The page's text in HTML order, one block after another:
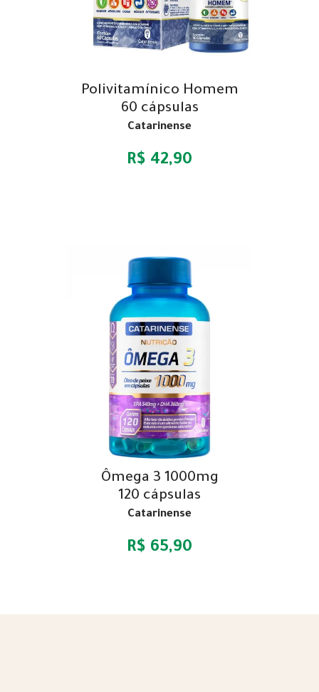
Polivitamínico Homem
60 cápsulas
Catarinense
R$ 42,90
Ômega 3 1000mg
120 cápsulas
Catarinense
R$ 65,90